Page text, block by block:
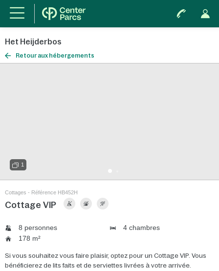
Het Heijderbos
Retour aux hébergements
1
Cottages - Référence HB452H
Cottage VIP
8 personnes
4 chambres
178 m²
Si vous souhaitez vous faire plaisir, optez pour un Cottage VIP. Vous
bénéficierez de lits faits et de serviettes livrées à votre arrivée.